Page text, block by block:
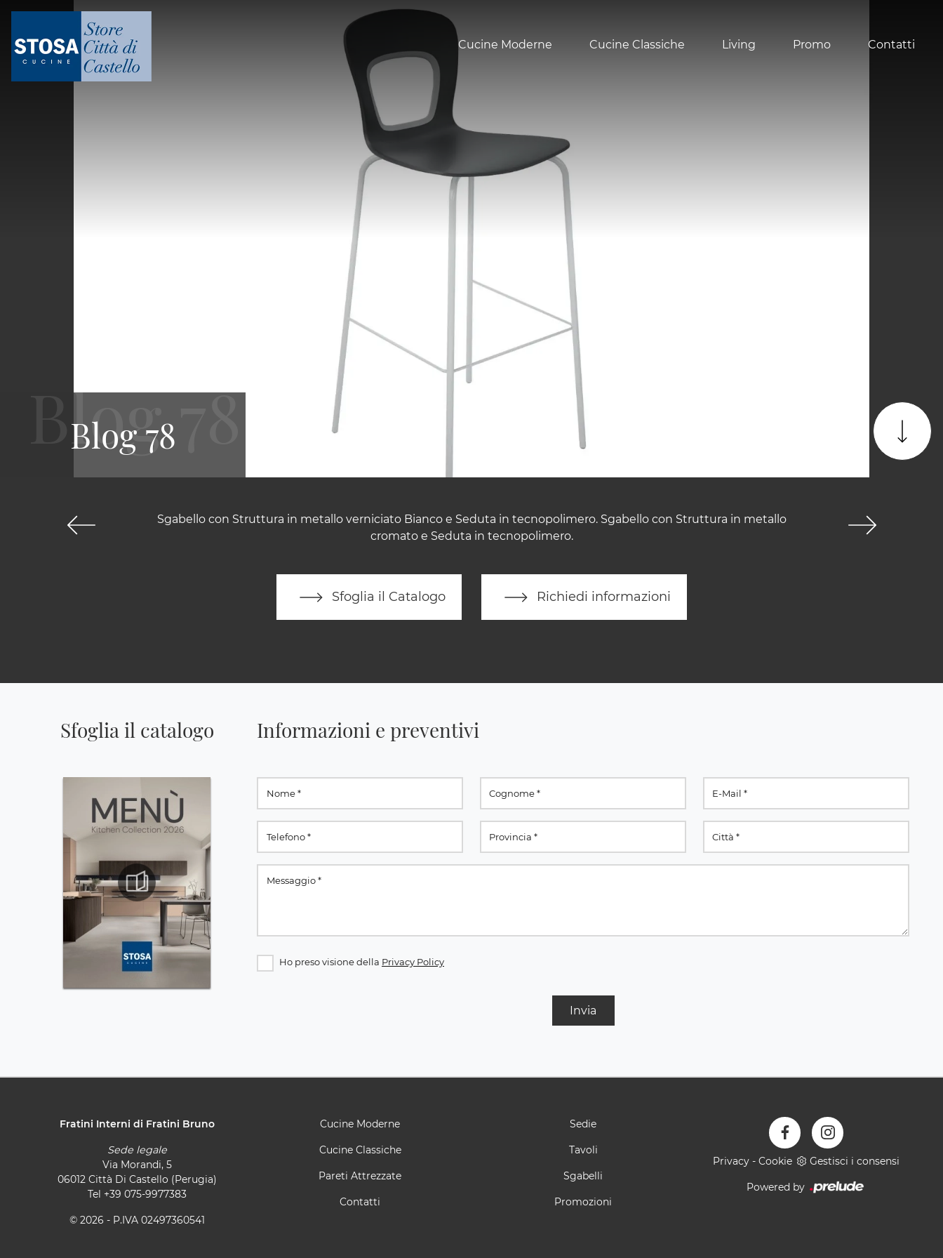
Cucine Moderne Cucine Classiche Living Promo Contatti
Sgabello con Struttura in metallo verniciato Bianco e Seduta in tecnopolimero. Sgabello con Struttura in metallo
cromato e Seduta in tecnopolimero.
Sfoglia il Catalogo Richiedi informazioni
Blog 78
Sfoglia il catalogo Informazioni e preventivi
Ho preso visione della Privacy Policy
Invia
Fratini Interni di Fratini Bruno
Sede legale
Via Morandi, 5
06012 Città Di Castello (Perugia)
Tel +39 075-9977383
© 2026 - P.IVA 02497360541
Cucine Moderne
Cucine Classiche
Pareti Attrezzate
Contatti
Sedie
Tavoli
Sgabelli
Promozioni
Privacy - Cookie Gestisci i consensi
Powered by